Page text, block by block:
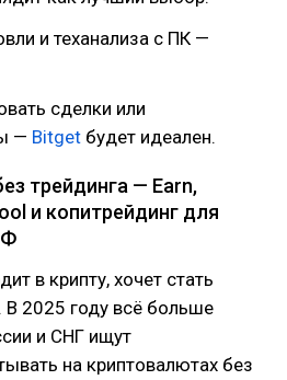
и теханализа с ПК —
сделки или
— Bitget будет идеален.
трейдинга — Earn,
и копитрейдинг для
в крипту, хочет стать
2025 году всё больше
и СНГ ищут
на криптовалютах без